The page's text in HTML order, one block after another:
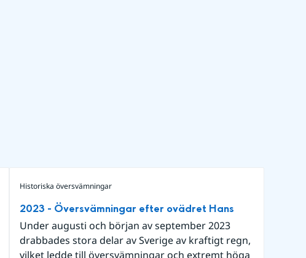
Historiska översvämningar
2023 - Översvämningar efter ovädret Hans
Under augusti och början av september 2023
drabbades stora delar av Sverige av kraftigt regn,
vilket ledde till översvämningar och extremt höga